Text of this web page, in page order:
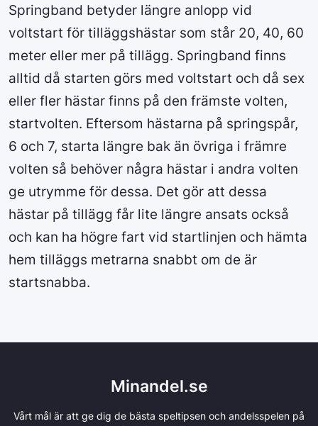
Springband betyder längre anlopp vid
voltstart för tilläggshästar som står 20, 40, 60
meter eller mer på tillägg. Springband finns
alltid då starten görs med voltstart och då sex
eller fler hästar finns på den främste volten,
startvolten. Eftersom hästarna på springspår,
6 och 7, starta längre bak än övriga i främre
volten så behöver några hästar i andra volten
ge utrymme för dessa. Det gör att dessa
hästar på tillägg får lite längre ansats också
och kan ha högre fart vid startlinjen och hämta
hem tilläggs metrarna snabbt om de är
startsnabba.
Minandel.se
Vårt mål är att ge dig de bästa speltipsen och andelsspelen på